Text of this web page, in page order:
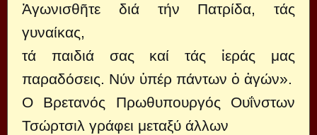
Ἀγωνισθῆτε διά τήν Πατρίδα, τάς
γυναίκας,
τά παιδιά σας καί τάς ἱεράς μας
παραδόσεις. Νύν ὑπέρ πάντων ὁ ἀγών».
Ο Βρετανός Πρωθυπουργός Ουΐνστων
Τσώρτσιλ γράφει μεταξύ άλλων